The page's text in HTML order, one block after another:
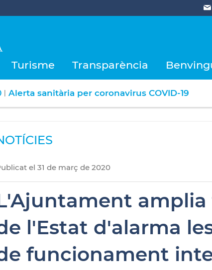
Turisme Transparència
| Alerta sanitària per coronavirus COVID-19
el 31 demarç de2020
l'Estat d'alarma
funcionament